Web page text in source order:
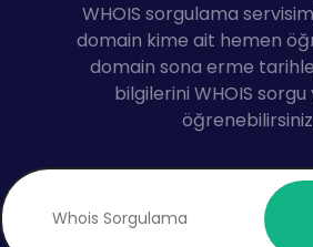
WHOIS sorgulama
domain kime ait hemen
domain sona erme
bilgilerini WHOIS